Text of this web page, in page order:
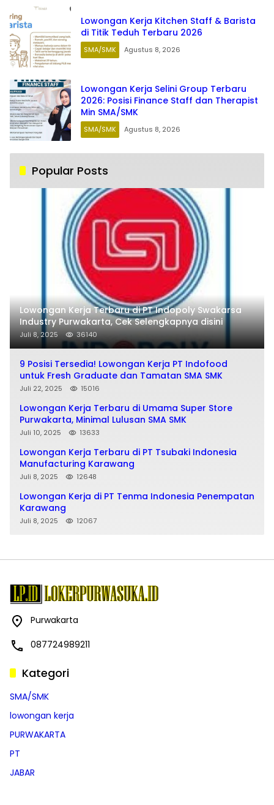
Lowongan Kerja Kitchen Staff & Barista
di Titik Teduh Terbaru 2026
SMA/SMK Agustus 8, 2026
Lowongan Kerja Selini Group Terbaru
2026: Posisi Finance Staff dan Therapist
Min SMA/SMK
SMA/SMK Agustus 8, 2026
Popular Posts
Lowongan Kerja Terbaru di PT Indopoly Swakarsa
Industry Purwakarta, Cek Selengkapnya disini
Juli 8, 2025 36140
9 Posisi Tersedia! Lowongan Kerja PT Indofood
untuk Fresh Graduate dan Tamatan SMA SMK
Juli 22, 2025 15016
Lowongan Kerja Terbaru di Umama Super Store
Purwakarta, Minimal Lulusan SMA SMK
Juli 10, 2025 13633
Lowongan Kerja Terbaru di PT Tsubaki Indonesia
Manufacturing Karawang
Juli 8, 2025 12648
Lowongan Kerja di PT Tenma Indonesia Penempatan
Karawang
Juli 8, 2025 12067
Purwakarta
087724989211
Kategori
SMA/SMK
lowongan kerja
PURWAKARTA
PT
JABAR